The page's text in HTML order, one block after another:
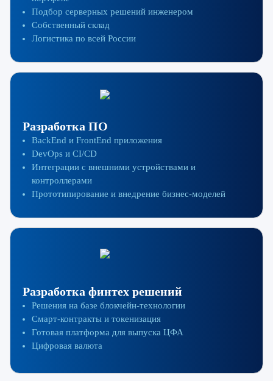
Подбор серверных решений инженером
Собственный склад
Логистика по всей России
Разработка ПО
BackEnd и FrontEnd приложения
DevOps и CI/CD
Интеграции с внешними устройствами и
контроллерами
Прототипирование и внедрение бизнес-моделей
Разработка финтех решений
Решения на базе блокчейн-технологии
Смарт-контракты и токенизация
Готовая платформа для выпуска ЦФА
Цифровая валюта